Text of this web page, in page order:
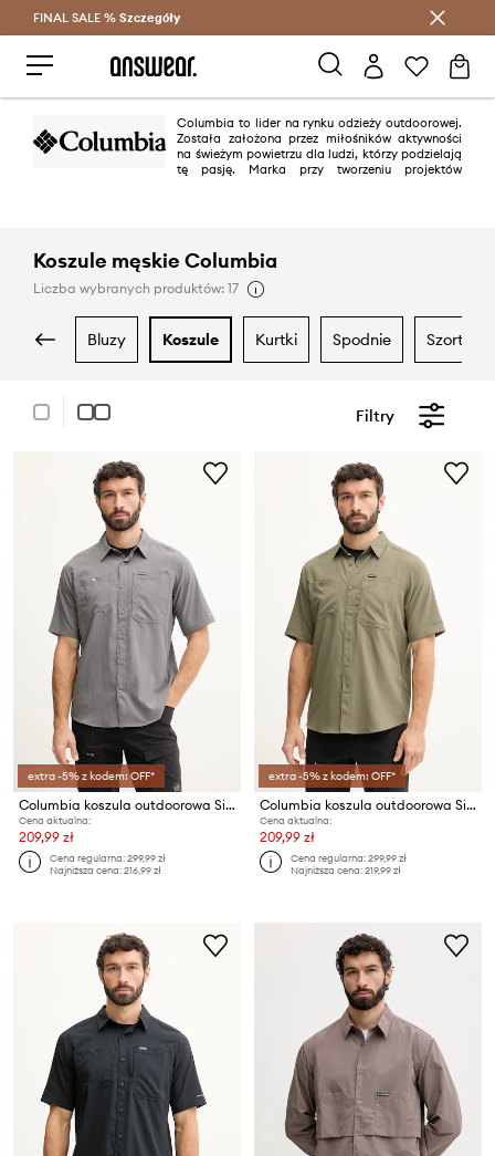
Oszczędzaj z Answear Club >
FINAL SALE % Szczegóły
Columbia to lider na rynku odzieży outdoorowej.
Została założona przez miłośników aktywności
na świeżym powietrzu dla ludzi, którzy podzielają
tę pasję. Marka przy tworzeniu projektów
Koszule męskie Columbia
Liczba wybranych produktów: 17
bluzy koszule kurtki spodnie szorty
Filtry
extra -5% z kodem: OFF*
Columbia koszula outdoorowa Silver Ridge
Cena aktualna:
209,99 zł
Cena regularna:299,99 zł
Najniższa cena:216,99 zł
extra -5% z kodem: OFF*
Columbia koszula outdoorowa Silver Ridge
Cena aktualna:
209,99 zł
Cena regularna:299,99 zł
Najniższa cena:219,99 zł